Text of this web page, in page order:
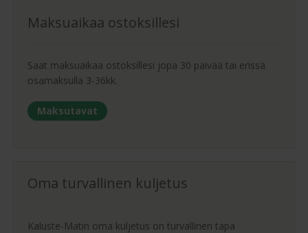
Maksuaikaa ostoksillesi
Saat maksuaikaa ostoksillesi jopa 30 päivää tai erissä
osamaksulla 3-36kk.
Maksutavat
Oma turvallinen kuljetus
Kaluste-Matin oma kuljetus on turvallinen tapa